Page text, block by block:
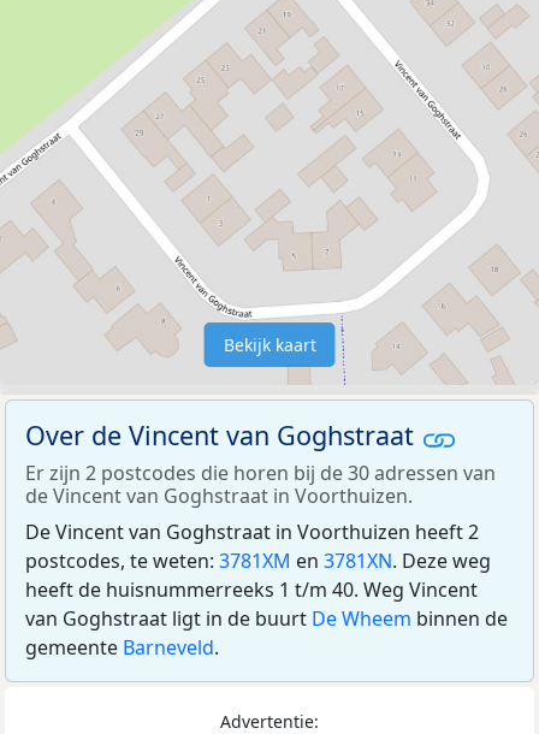
Bekijk kaart
Over de Vincent van Goghstraat
Er zijn 2 postcodes die horen bij de 30 adressen van
de Vincent van Goghstraat in Voorthuizen.
De Vincent van Goghstraat in Voorthuizen heeft 2
postcodes, te weten: 3781XM en 3781XN. Deze weg
heeft de huisnummerreeks 1 t/m 40. Weg Vincent
van Goghstraat ligt in de buurt De Wheem binnen de
gemeente Barneveld.
Advertentie: